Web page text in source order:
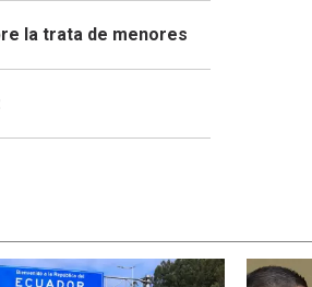
la trata de menores